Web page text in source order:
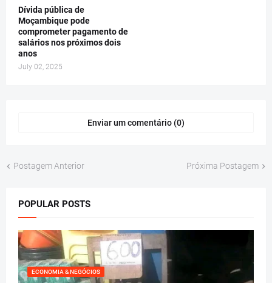
Dívida pública de
Moçambique pode
comprometer pagamento de
salários nos próximos dois
anos
July 02, 2025
Enviar um comentário (0)
Postagem Anterior Próxima Postagem
POPULAR POSTS
ECONOMIA & NEGÓCIOS